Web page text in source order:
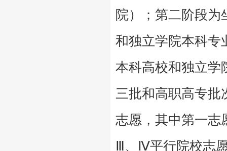
院）；第二阶段
和独立学院本科专
本科高校和独立学
三批和高职高专批
志愿，其中第一志
Ⅲ、Ⅳ平行院校志